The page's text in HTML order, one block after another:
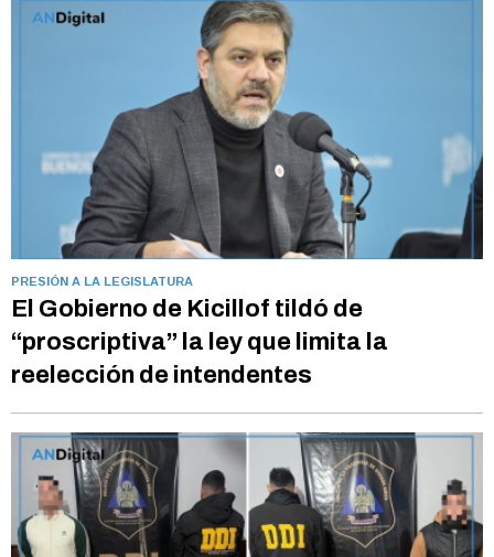
PRESIÓN A LA LEGISLATURA
El Gobierno de Kicillof tildó de
“proscriptiva” la ley que limita la
reelección de intendentes